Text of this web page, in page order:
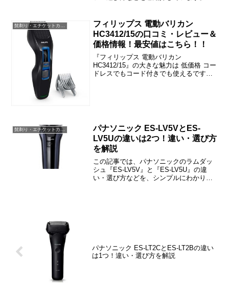
るか」「充電時間」の3つです。
フィリップス 電動バリカン
HC3412/15の口コミ・レビュー＆
価格情報！最安値はこちら！！
『フィリップス 電動バリカン
HC3412/15』の大きな魅力は 低価格 コー
ドレスでもコード付きでも使えるです。
髭剃り・エチケットカッター・バリカン・脱毛器
パナソニック ES-LV5VとES-
LV5Uの違いは2つ！違い・選び方
を解説
この記事では、パナソニックのラムダッ
シュ『ES-LV5V』と『ES-LV5U』の違
い・選び方などを、シンプルにわかりや
パナソニック ES-LT2CとES-LT2Bの違い
は1つ！違い・選び方を解説